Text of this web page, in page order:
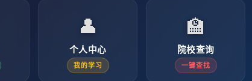
👤
个人中心
我的学习
🏫
院校查询
一键查找